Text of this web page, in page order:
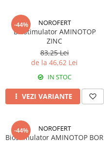
Adjuvanți
CEREALE DE PRIMĂVARĂ
Insecticide
Fertilizanți foliari
CEREALE DE TOAMNĂ
Erbicide
Fertilizanți foliari
Biostimulatori
Fertilizanți foliari
Dezinfectant sol
Fungicide
Fertilizanți foliari
SÂMBUROASE
Insecticide
-44% NOROFERT
Biostimulator AMINOTOP
ZINC
83,25 Lei
de la 46,62 Lei
IN STOC
VEZI VARIANTE
-44% NOROFERT
Biostimulator AMINOTOP BOR